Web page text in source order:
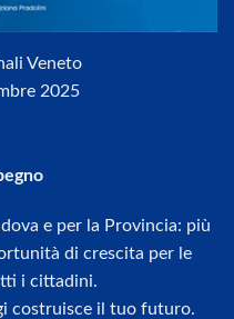
Veneto
2025
e per la Provincia: più
di crescita per le
i cittadini.
costruisce il tuo futuro.